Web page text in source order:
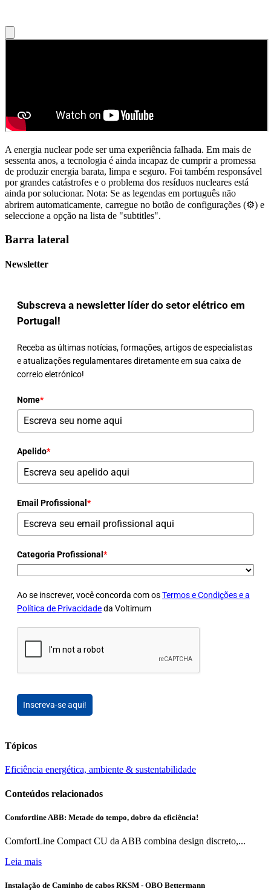
A energia nuclear pode ser uma experiência falhada. Em mais de
sessenta anos, a tecnologia é ainda incapaz de cumprir a promessa
de produzir energia barata, limpa e seguro. Foi também responsável
por grandes catástrofes e o problema dos resíduos nucleares está
ainda por solucionar. Nota: Se as legendas em português não
abrirem automaticamente, carregue no botão de configurações (⚙) e
seleccione a opção na lista de "subtitles".
Barra lateral
Newsletter
Subscreva a newsletter líder do setor elétrico em
Portugal!
Receba as últimas notícias, formações, artigos de especialistas
e atualizações regulamentares diretamente em sua caixa de
correio eletrónico!
Nome*
Apelido*
Email Profissional *
Categoria Profissional *
Ao se inscrever, você concorda com osTermos e Condições e a
Política de Privacidadeda Voltimum
Inscreva-se aqui!
Tópicos
Eficiência energética, ambiente & sustentabilidade
Conteúdos relacionados
Comfortline ABB: Metade do tempo, dobro da eficiência!
ComfortLine Compact CU da ABB combina design discreto,...
Leia mais
Instalação de Caminho de cabos RKSM - OBO Bettermann